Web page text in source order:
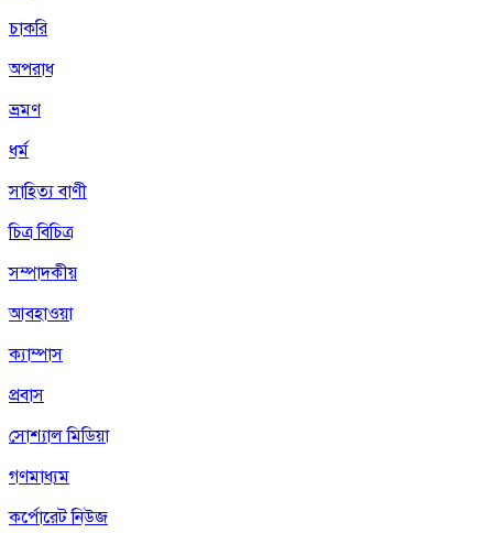
চাকরি
অপরাধ
ভ্রমণ
ধর্ম
সাহিত্য বাণী
চিত্র বিচিত্র
সম্পাদকীয়
আবহাওয়া
ক্যাম্পাস
প্রবাস
সোশ্যাল মিডিয়া
গণমাধ্যম
কর্পোরেট নিউজ